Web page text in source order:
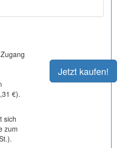
€).
sich
zum